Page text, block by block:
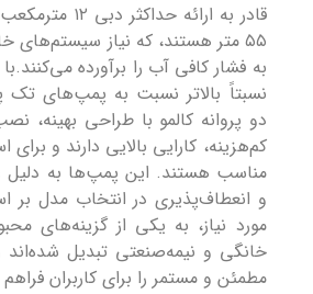
قادر به ارائه
۵۵ متر هستند، که نیاز
به فشار کافی آب را برآورده
نسبتاً بالاتر نسبت به پمپ‌های تک
دو پروانه کالمو با طراحی بهینه،
کم‌هزینه، کارایی بالایی دارند و
مناسب هستند. این پمپ‌ها به دلیل
و انعطاف‌پذیری در انتخاب مدل بر
مورد نیاز، به یکی از گزینه‌های
خانگی و نیمه‌صنعتی تبدیل
مطمئن و مستمر را برای کاربران